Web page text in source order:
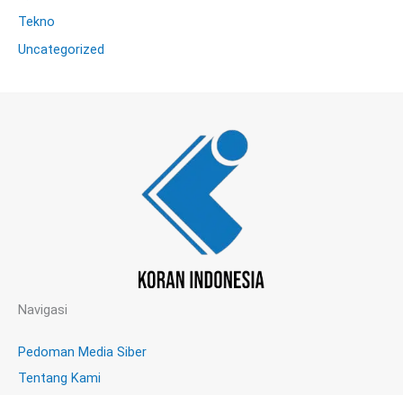
Tekno
Uncategorized
Navigasi
Pedoman Media Siber
Tentang Kami